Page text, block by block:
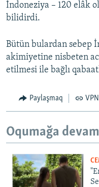
İndoneziya – 120 elâk
bilidirdi.
Bütün bulardan sebep
akimiyetine nisbeten
etilmesi ile bağlı
Paylaşmaq
Oqumağa